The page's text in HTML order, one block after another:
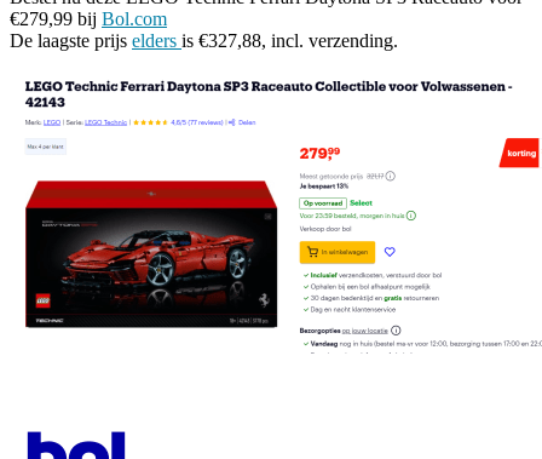
€279,99 bij Bol.com
De laagste prijs elders is €327,88, incl. verzending.